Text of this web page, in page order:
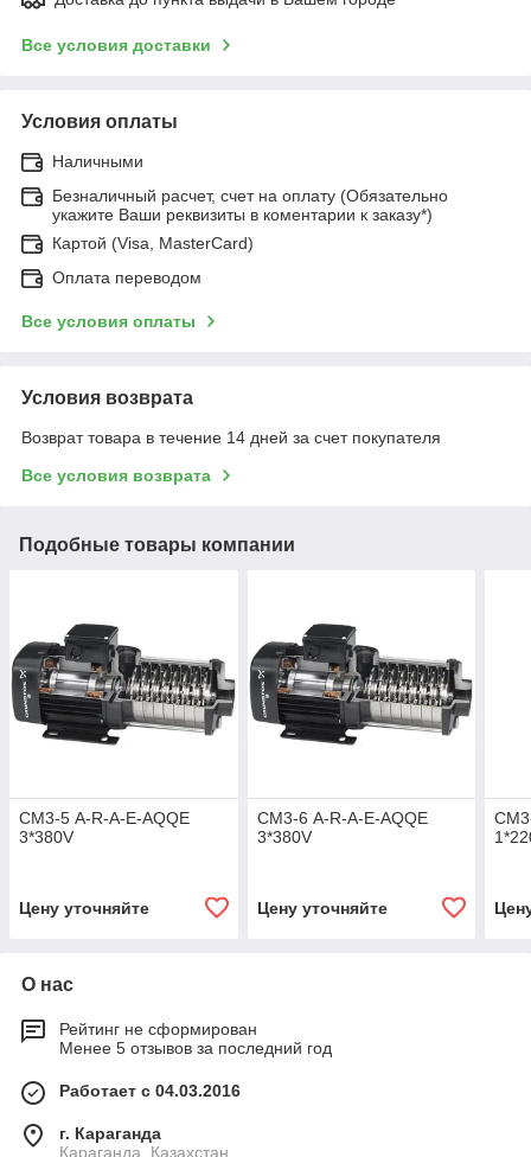
Все условия доставки
Условия оплаты
Наличными
Безналичный расчет, счет на оплату (Обязательно
укажите Ваши реквизиты в коментарии к заказу*)
Картой (Visa, MasterCard)
Оплата переводом
Все условия оплаты
Условия возврата
Возврат товара в течение 14 дней за счет покупателя
Все условия возврата
Подобные товары компании
СМ3-5 A-R-A-E-AQQE
3*380V
Цену уточняйте
СМ3-6 A-R-A-E-AQQE
3*380V
Цену уточняйте
О нас
Рейтинг не сформирован
Менее 5 отзывов за последний год
Работает с 04.03.2016
г. Караганда
Караганда, Казахстан